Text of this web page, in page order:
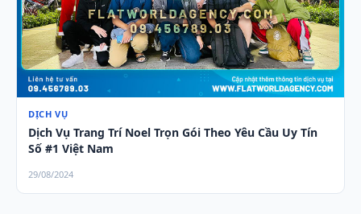
DỊCH VỤ
Dịch Vụ Trang Trí Noel Trọn Gói Theo Yêu Cầu Uy Tín
Số #1 Việt Nam
29/08/2024